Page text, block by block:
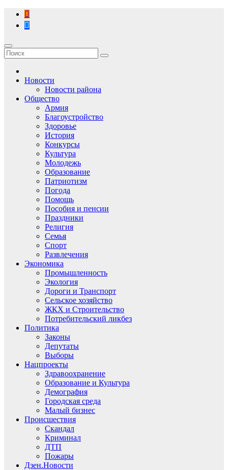
Перейти
содержимому
Новости
Новости района
Общество
Армия
Благоустройство
Здоровье
История
Конкурсы
Культура
Молодежь
Образование
Патриотизм
Погода
Помощь
Пособия и пенсии
Праздники
Религия
Семья
Спорт
Развлечения
Экономика
Промышленность
Экология
Дороги и Транспорт
Сельское хозяйство
ЖКХ и Строительство
Потребительский ликбез
Политика
Законы
Депутаты
Выборы
Нацпроекты
Здравоохранение
Образование и Культура
Демография
Городская среда
Малый бизнес
Происшествия
Скандал
Криминал
ДТП
Пожары
Дзен.Новости